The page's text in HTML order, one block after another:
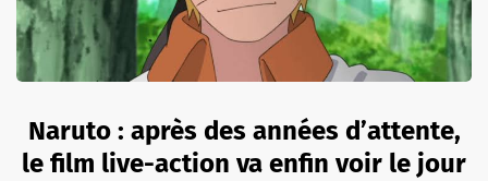
Naruto : après des années d’attente,
le film live-action va enfin voir le jour